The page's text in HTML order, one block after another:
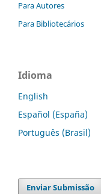
Para Autores
Para Bibliotecários
Idioma
English
Español (España)
Português (Brasil)
Enviar Submissão